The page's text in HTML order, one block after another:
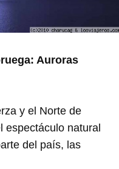
Auroras
y el Norte de
espectáculo natural
del país, las